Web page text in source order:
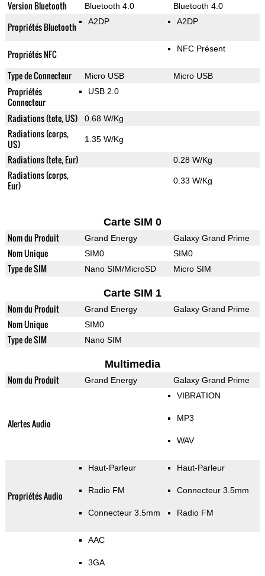
Version Bluetooth Bluetooth 4.0 Bluetooth 4.0
Propriétés Bluetooth A2DP A2DP
Propriétés NFC NFC Présent
Type de Connecteur Micro USB Micro USB
Propriétés
Connecteur
USB 2.0
Radiations (tete, US) 0.68 W/Kg
Radiations (corps,
US)
1.35 W/Kg
Radiations (tete, Eur) 0.28 W/Kg
Radiations (corps,
Eur)
0.33 W/Kg
Carte SIM 0
Nom du Produit Grand Energy Galaxy Grand Prime
Nom Unique SIM0 SIM0
Type de SIM Nano SIM/MicroSD Micro SIM
Carte SIM 1
Nom du Produit Grand Energy Galaxy Grand Prime
Nom Unique SIM0
Type de SIM Nano SIM
Multimedia
Nom du Produit Grand Energy Galaxy Grand Prime
Alertes Audio
VIBRATION
MP3
WAV
Propriétés Audio
Haut-Parleur
Radio FM
Connecteur 3.5mm
Haut-Parleur
Connecteur 3.5mm
Radio FM
AAC
3GA